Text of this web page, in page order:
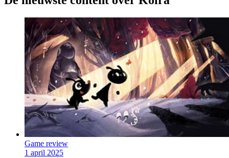
Game review
1 april 2025